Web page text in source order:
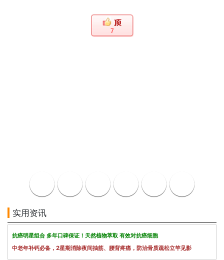
7
实用资讯
抗癌明星组合 多年口碑保证！天然植物萃取 有效对抗癌细胞
中老年补钙必备，2星期消除夜间抽筋、腰背疼痛，防治骨质疏松立竿见影